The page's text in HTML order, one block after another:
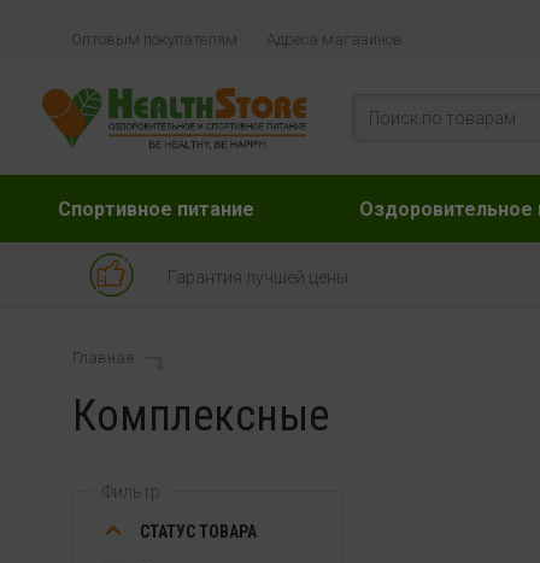
Оптовым покупателям Адреса магазинов
Спортивное питание Оздоровительное
Гарантия лучшей цены
Главная
Комплексные
Фильтр
СТАТУС ТОВАРА